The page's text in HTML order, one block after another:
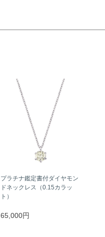
プラチナ鑑定書付ダイヤモン
ドネックレス（0.15カラッ
ト）
65,000円